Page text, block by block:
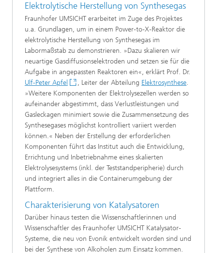
Elektrolytische Herstellung von Synthesegas
Fraunhofer UMSICHT erarbeitet im Zuge des Projektes
u.a. Grundlagen, um in einem Power-to-X-Reaktor die
elektrolytische Herstellung von Synthesegas im
Labormaßstab zu demonstrieren. »Dazu skalieren wir
neuartige Gasdiffusionselektroden und setzen sie für die
Aufgabe in angepassten Reaktoren ein«, erklärt Prof. Dr.
Ulf-Peter Apfel
, Leiter der Abteilung Elektrosynthese.
»Weitere Komponenten der Elektrolysezellen werden so
aufeinander abgestimmt, dass Verlustleistungen und
Gasleckagen minimiert sowie die Zusammensetzung des
Synthesegases möglichst kontrolliert variiert werden
können.« Neben der Erstellung der erforderlichen
Komponenten führt das Institut auch die Entwicklung,
Errichtung und Inbetriebnahme eines skalierten
Elektrolysesystems (inkl. der Teststandperipherie) durch
und integriert alles in die Containerumgebung der
Plattform.
Charakterisierung von Katalysatoren
Darüber hinaus testen die Wissenschaftlerinnen und
Wissenschaftler des Fraunhofer UMSICHT Katalysator-
Systeme, die neu von Evonik entwickelt worden sind und
bei der Synthese von Alkoholen zum Einsatz kommen.